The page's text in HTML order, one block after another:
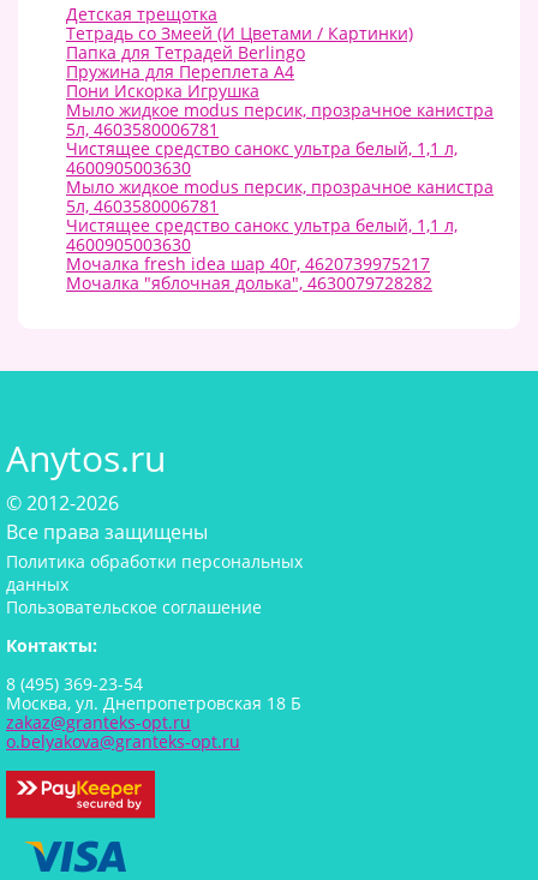
Детская трещотка
Тетрадь со Змеей (И Цветами / Картинки)
Папка для Тетрадей Berlingo
Пружина для Переплета А4
Пони Искорка Игрушка
Мыло жидкое modus персик, прозрачное канистра
5л, 4603580006781
Чистящее средство санокс ультра белый, 1,1 л,
4600905003630
Мыло жидкое modus персик, прозрачное канистра
5л, 4603580006781
Чистящее средство санокс ультра белый, 1,1 л,
4600905003630
Мочалка fresh idea шар 40г, 4620739975217
Мочалка "яблочная долька", 4630079728282
Anytos.ru
© 2012-2026
Все права защищены
Политика обработки персональных
данных
Пользовательское соглашение
Контакты:
8 (495) 369-23-54
Москва, ул. Днепропетровская 18 Б
zakaz@granteks-opt.ru
o.belyakova@granteks-opt.ru